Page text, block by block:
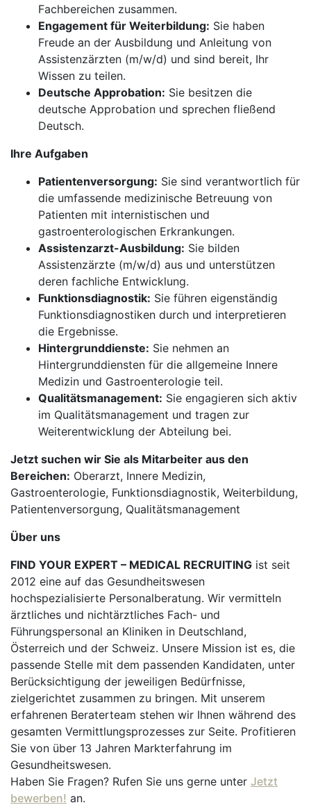
Fachbereichen zusammen.
Engagement für Weiterbildung: Sie haben
Freude an der Ausbildung und Anleitung von
Assistenzärzten (m/w/d) und sind bereit, Ihr
Wissen zu teilen.
Deutsche Approbation: Sie besitzen die
deutsche Approbation und sprechen fließend
Deutsch.
Ihre Aufgaben
Patientenversorgung: Sie sind verantwortlich für
die umfassende medizinische Betreuung von
Patienten mit internistischen und
gastroenterologischen Erkrankungen.
Assistenzarzt-Ausbildung: Sie bilden
Assistenzärzte (m/w/d) aus und unterstützen
deren fachliche Entwicklung.
Funktionsdiagnostik: Sie führen eigenständig
Funktionsdiagnostiken durch und interpretieren
die Ergebnisse.
Hintergrunddienste: Sie nehmen an
Hintergrunddiensten für die allgemeine Innere
Medizin und Gastroenterologie teil.
Qualitätsmanagement: Sie engagieren sich aktiv
im Qualitätsmanagement und tragen zur
Weiterentwicklung der Abteilung bei.
Jetzt suchen wir Sie als Mitarbeiter aus den
Bereichen: Oberarzt, Innere Medizin,
Gastroenterologie, Funktionsdiagnostik, Weiterbildung,
Patientenversorgung, Qualitätsmanagement
Über uns
FIND YOUR EXPERT – MEDICAL RECRUITING ist seit
2012 eine auf das Gesundheitswesen
hochspezialisierte Personalberatung. Wir vermitteln
ärztliches und nichtärztliches Fach- und
Führungspersonal an Kliniken in Deutschland,
Österreich und der Schweiz. Unsere Mission ist es, die
passende Stelle mit dem passenden Kandidaten, unter
Berücksichtigung der jeweiligen Bedürfnisse,
zielgerichtet zusammen zu bringen. Mit unserem
erfahrenen Beraterteam stehen wir Ihnen während des
gesamten Vermittlungsprozesses zur Seite. Profitieren
Sie von über 13 Jahren Markterfahrung im
Gesundheitswesen.
Haben Sie Fragen? Rufen Sie uns gerne unter Jetzt
bewerben! an.